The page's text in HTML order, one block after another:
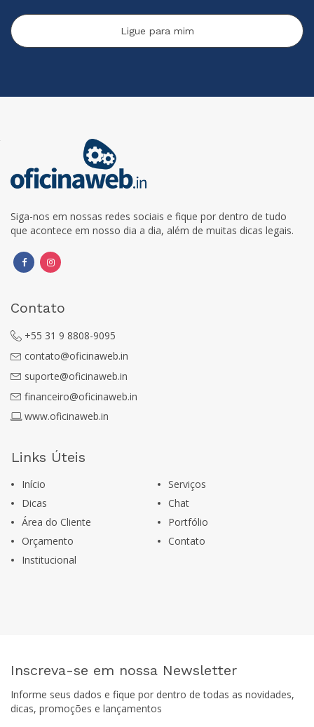
Ligue para mim
Siga-nos em nossas redes sociais e fique por dentro de tudo
que acontece em nosso dia a dia, além de muitas dicas legais.
Contato
+55 31 9 8808-9095
contato@oficinaweb.in
suporte@oficinaweb.in
financeiro@oficinaweb.in
www.oficinaweb.in
Links Úteis
Início
Serviços
Dicas
Chat
Área do Cliente
Portfólio
Orçamento
Contato
Institucional
Inscreva-se em nossa Newsletter
Informe seus dados e fique por dentro de todas as novidades,
dicas, promoções e lançamentos